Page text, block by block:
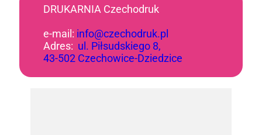
DRUKARNIA Czechodruk
e-mail: info@czechodruk.pl
Adres: ul. Piłsudskiego 8,
43-502 Czechowice-Dziedzice